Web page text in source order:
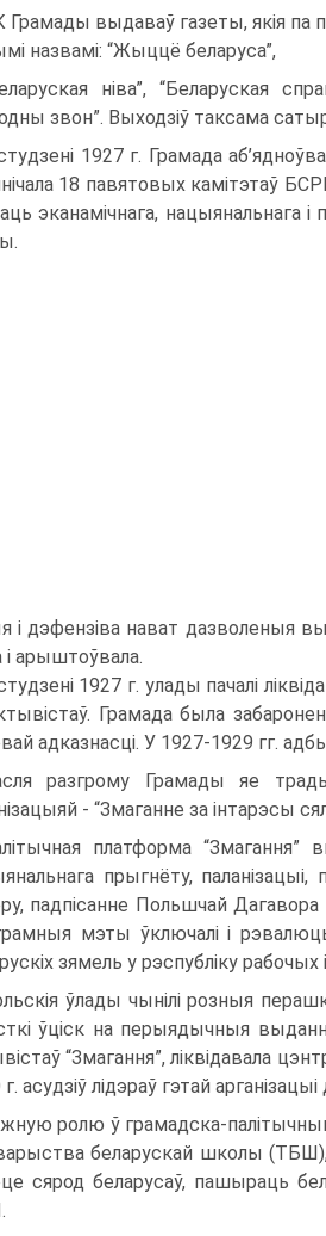
Грамады выдаваў газеты, якія па
назвамі: “Жыццё беларуса”,
ніва”, “Беларуская
звон”. Выходзіў таксама
1927 г. Грамада
18 павятовых камітэтаў
эканамічнага, нацыянальнага
і дэфензіва нават дазволеныя
і арыштоўвала.
1927 г. улады пачалі
Грамада была
адказнасці. У 1927-1929 гг.
разгрому Грамады яе
- “Змаганне за інтарэсы
платформа
прыгнёту,
падпісанне Польшчай Дагавора
мэты ўключалі і
зямель у рэспубліку рабочых
ўлады чынілі розныя
ўціск на перыядычныя
“Змагання”, ліквідавала
асудзіў лідэраў гэтай
ролю ў грамадска-
беларускай школы (ТБШ),
сярод беларусаў, пашыраць